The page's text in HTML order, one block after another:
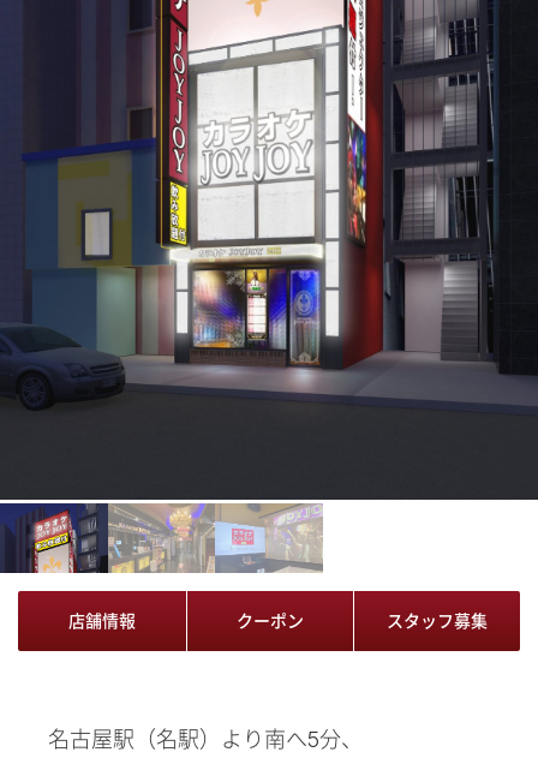
店舗情報 クーポン スタッフ募集
名古屋駅（名駅）より南へ5分、